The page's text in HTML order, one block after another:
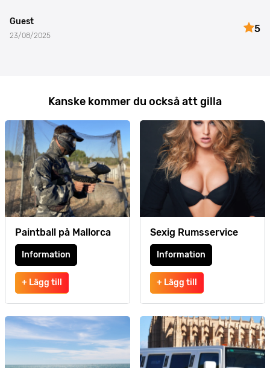
Guest
23/08/2025
5
Kanske kommer du också att gilla
Paintball på Mallorca
Information
+ Lägg till
Sexig Rumsservice
Information
+ Lägg till